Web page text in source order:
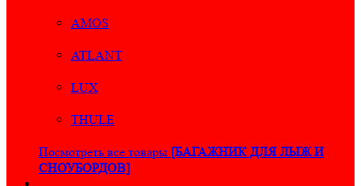
AMOS
ATLANT
LUX
THULE
Посмотреть все товары [БАГАЖНИК ДЛЯ ЛЫЖ И
СНОУБОРДОВ]